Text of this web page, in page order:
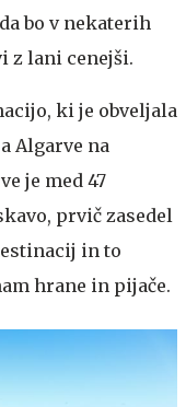
bo v nekaterih
z lani cenejši.
ki je obveljala
Algarve na
je med 47
prvič zasedel
in to
hrane in pijače.